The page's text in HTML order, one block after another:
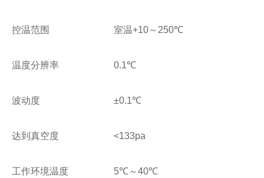
控温范围 室温+10～ 250℃
温度分辨率 0.1℃
波动度 ±0.1℃
达到真空度 <133pa
工作环境温度 5℃～40℃